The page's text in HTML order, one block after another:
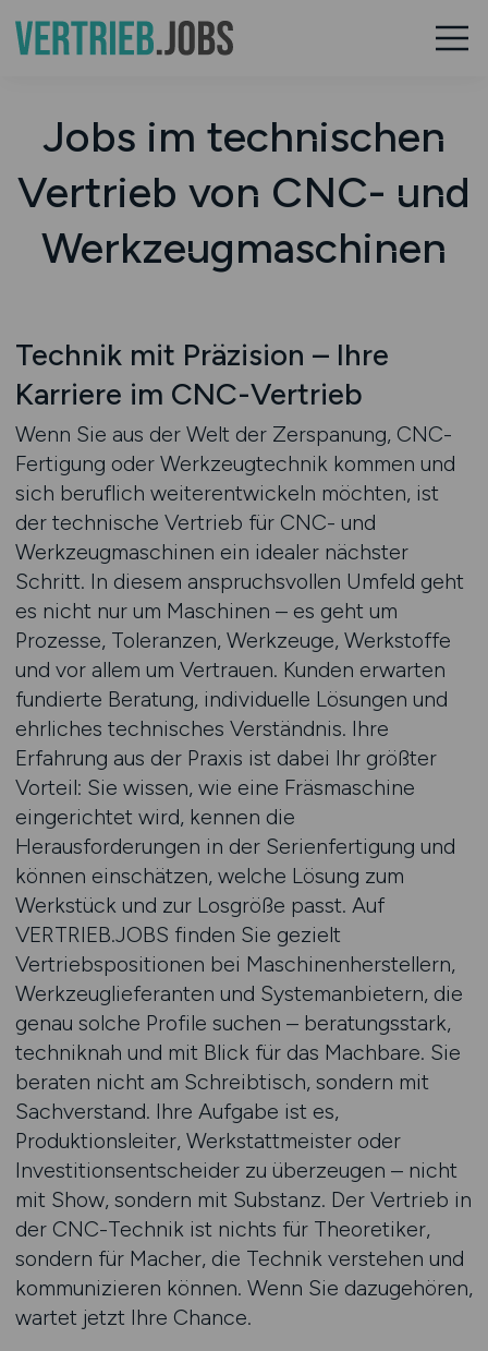
Jobs im technischen
Vertrieb von CNC- und
Werkzeugmaschinen
Technik mit Präzision – Ihre
Karriere im CNC-Vertrieb
Wenn Sie aus der Welt der Zerspanung, CNC-
Fertigung oder Werkzeugtechnik kommen und
sich beruflich weiterentwickeln möchten, ist
der technische Vertrieb für CNC- und
Werkzeugmaschinen ein idealer nächster
Schritt. In diesem anspruchsvollen Umfeld geht
es nicht nur um Maschinen – es geht um
Prozesse, Toleranzen, Werkzeuge, Werkstoffe
und vor allem um Vertrauen. Kunden erwarten
fundierte Beratung, individuelle Lösungen und
ehrliches technisches Verständnis. Ihre
Erfahrung aus der Praxis ist dabei Ihr größter
Vorteil: Sie wissen, wie eine Fräsmaschine
eingerichtet wird, kennen die
Herausforderungen in der Serienfertigung und
können einschätzen, welche Lösung zum
Werkstück und zur Losgröße passt. Auf
VERTRIEB.JOBS finden Sie gezielt
Vertriebspositionen bei Maschinenherstellern,
Werkzeuglieferanten und Systemanbietern, die
genau solche Profile suchen – beratungsstark,
techniknah und mit Blick für das Machbare. Sie
beraten nicht am Schreibtisch, sondern mit
Sachverstand. Ihre Aufgabe ist es,
Produktionsleiter, Werkstattmeister oder
Investitionsentscheider zu überzeugen – nicht
mit Show, sondern mit Substanz. Der Vertrieb in
der CNC-Technik ist nichts für Theoretiker,
sondern für Macher, die Technik verstehen und
kommunizieren können. Wenn Sie dazugehören,
wartet jetzt Ihre Chance.